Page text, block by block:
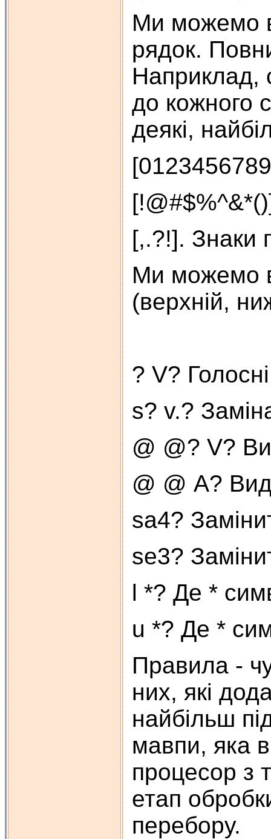
Ми можемо
рядок.
Наприклад,
до кожного
деякі,
[,.?!]. Знаки
Ми можемо
(верхній,
? V?
s? v.?
@ @? V?
@ @ A?
sa4?
se3?
l *? Де *
u *? Де *
Правила -
них, які
найбільш
мавпи, яка
процесор з
етап
перебору.